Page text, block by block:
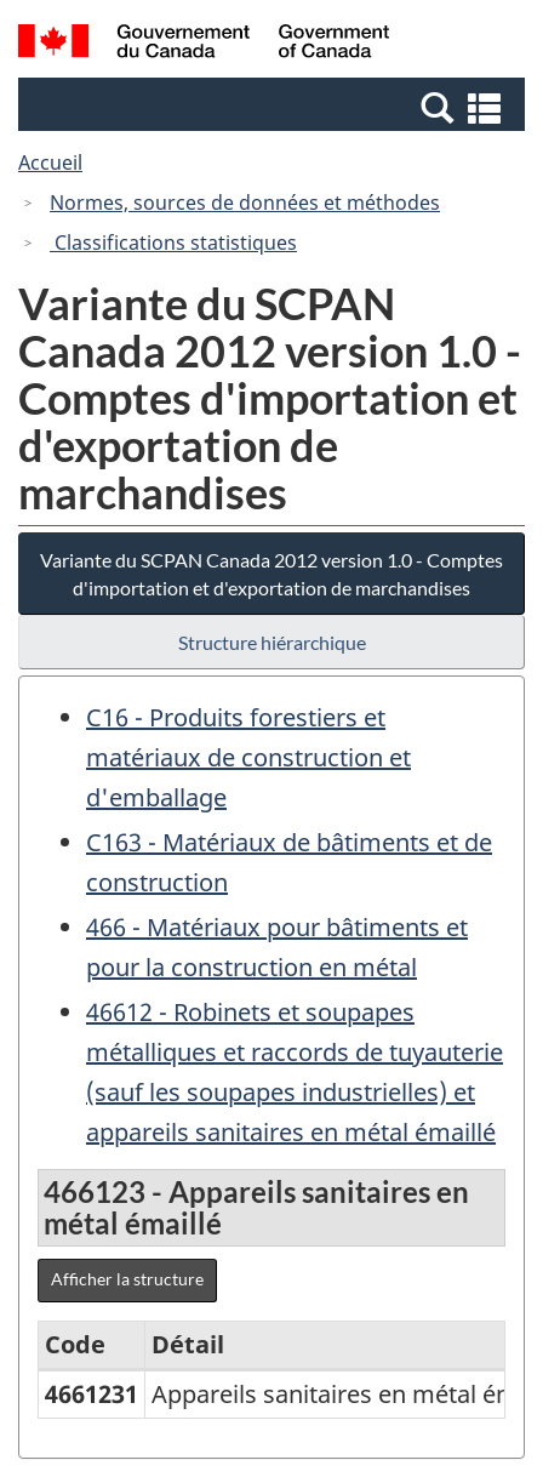
Passer
au
Passer
à
Canada
Recherche
et
et
Accueil
Normes, sources de données et méthodes
Classifications statistiques
Variante du SCPAN
Canada 2012 version 1.0 -
Comptes d'importation et
d'exportation de
marchandises
Variante du SCPAN Canada 2012 version 1.0 - Comptes
d'importation et d'exportation de marchandises
Structure hiérarchique
C16 - Produits forestiers et
matériaux de construction et
d'emballage
C163 - Matériaux de bâtiments et de
construction
466 - Matériaux pour bâtiments et
pour la construction en métal
46612 - Robinets et soupapes
métalliques et raccords de tuyauterie
(sauf les soupapes industrielles) et
appareils sanitaires en métal émaillé
466123 - Appareils sanitaires en
métal émaillé
Afficher la structure
Variante
Code
Détail
4661231 Appareils sanitaires en métal